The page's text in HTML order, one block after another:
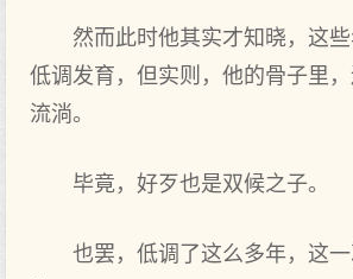
然而此时他其实才知晓，这
低调发育，但实则，他的骨子里
流淌。
毕竟，好歹也是双候之子。
也罢，低调了这么多年，这